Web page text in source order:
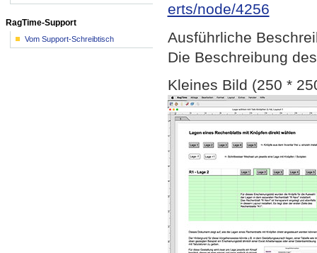
erts/node/4256
Ausführliche
Die Beschreibung
Kleines Bild (250 *
RagTime-Support
Vom Support-Schreibtisch